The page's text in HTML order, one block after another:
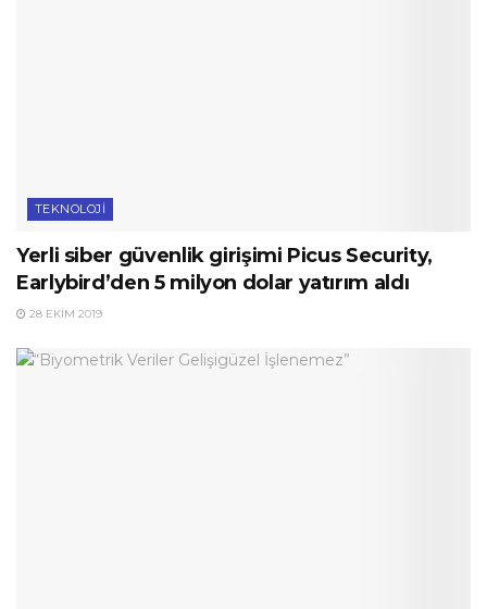
TEKNOLOJI
Yerli siber güvenlik girişimi Picus Security,
Earlybird’den 5 milyon dolar yatırım aldı
28 EKIM 2019